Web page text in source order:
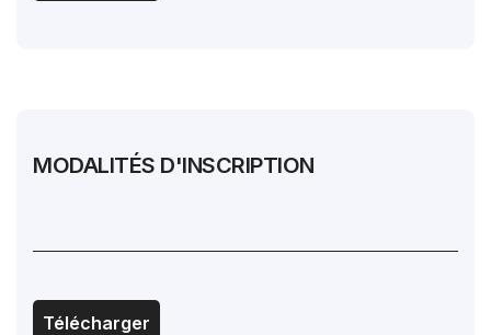
MODALITÉS D'INSCRIPTION
Télécharger